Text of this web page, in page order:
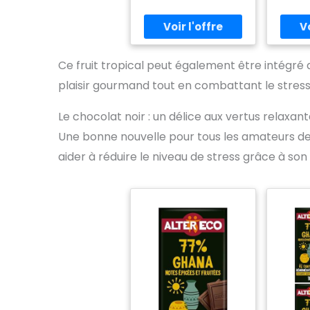
douce
à
la
Ce fruit tropical peut également être intégré
plaisir gourmand tout en combattant le
Le chocolat noir : un délice aux vertus
Une bonne nouvelle pour tous les amateurs
aider à réduire le niveau de stress grâce à